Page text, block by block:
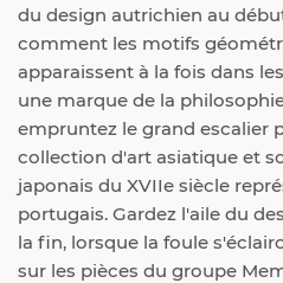
du design autrichien au
comment les motifs
apparaissent à la fois dans
une marque de la
empruntez le grand escalier
collection d'art asiatique et
japonais du XVIIe siècle
portugais. Gardez l'aile du
la fin, lorsque la foule
sur les pièces du groupe